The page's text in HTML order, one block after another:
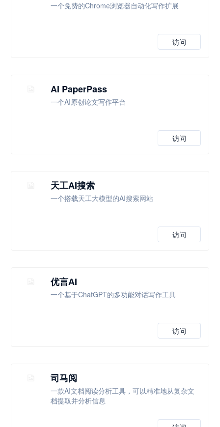
一个免费的Chrome浏览器自动化写作扩展
访问
AI PaperPass
一个AI原创论文写作平台
访问
天工AI搜索
一个搭载天工大模型的AI搜索网站
访问
优言AI
一个基于ChatGPT的多功能对话写作工具
访问
司马阅
一款AI文档阅读分析工具，可以精准地从复杂文
档提取并分析信息